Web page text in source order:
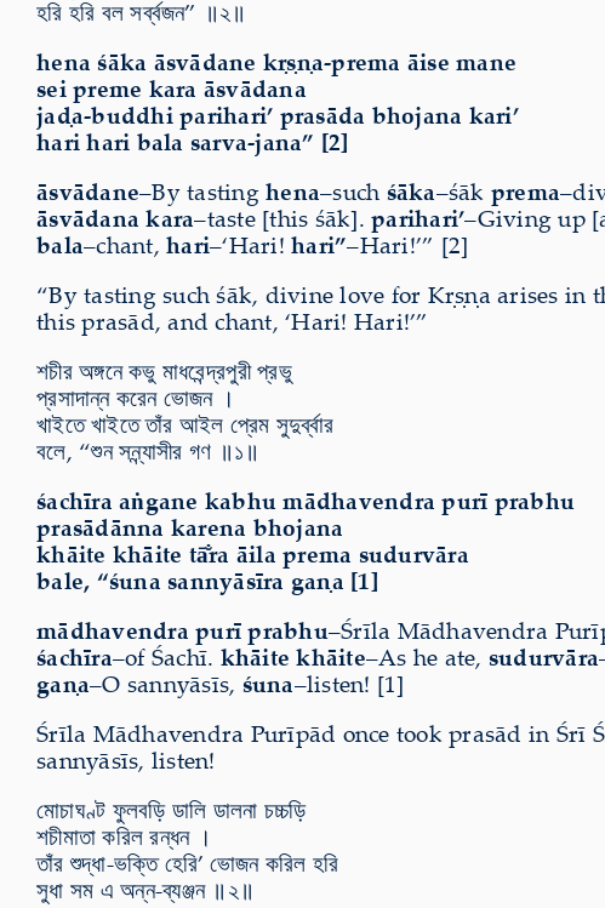
হরি হরি বল সর্ব্বজন” ॥২॥
hena śāka āsvādane kṛṣṇa-prema āise mane
sei preme kara āsvādana
jaḍa-buddhi parihari’ prasāda bhojana kari’
hari hari bala sarva-jana” [2]
āsvādane–By tastinghena–such śāka–śāk prema
āsvādana kara–taste [this śāk]. parihari’–Giving up
bala–chant, hari–‘Hari! hari”–Hari!’” [2]
“By tasting such śāk, divine love for Kṛṣṇa arises in
this prasād, and chant, ‘Hari! Hari!’”
শচীর অঙ্গনে কভু মাধবেন্দ্রপুরী প্রভু
প্রসাদান্ন করেন ভোজন ।
খাইতে খাইতে তাঁর আইল প্রেম সুদুর্ব্বার
বলে, “শুন সন্ন্যাসীর গণ ॥১॥
śachīra aṅgane kabhu mādhavendra purī prabhu
prasādānna karena bhojana
khāite khāite tā̐ra āila prema sudurvāra
bale, “śuna sannyāsīra gaṇa [1]
mādhavendra purī prabhu–Śrīla Mādhavendra
śachīra–of Śachī. khāite khāite–As he ate, sudurvāra
gaṇa–O sannyāsīs, śuna–listen! [1]
Śrīla Mādhavendra Purīpād once took prasād in Śrī
sannyāsīs, listen!
মোচাঘণ্ট ফুলবড়ি ডালি ডালনা চচ্চড়ি
শচীমাতা করিল রন্ধন ।
তাঁর শুদ্ধা-ভক্তি হেরি’ ভোজন করিল হরি
সুধা সম এ অন্ন-ব্যঞ্জন ॥২॥